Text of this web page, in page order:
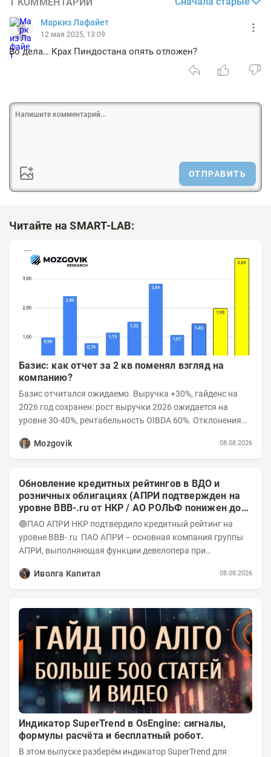
Маркиз Лафайет
12 мая 2025, 13:09
Во дела… Крах Пиндостана опять отложен?
ОТПРАВИТЬ
Читайте на SMART-LAB:
Базис: как отчет за 2 кв поменял взгляд на
компанию?
Базис отчитался ожидаемо. Выручка +30%, гайденс на
2026 год сохранен: рост выручки 2026 ожидается на
уровне 30-40%, рентабельность OIBDA 60%. Отклонения
Mozgovik
08.08.2026
Обновление кредитных рейтингов в ВДО и
розничных облигациях (АПРИ подтвержден на
уровне BBB-.ru от НКР / АО РОЛЬФ понижен до
А-(RU) / Элит Строй присвоен на уровне BBB.ru)
🟢ПАО АПРИ НКР подтвердило кредитный рейтинг на
уровне BBB-.ru ПАО АПРИ – основная компания группы
АПРИ, выполняющая функции девелопера при
Иволга Капитал
08.08.2026
Индикатор SuperTrend в OsEngine: сигналы,
формулы расчёта и бесплатный робот.
В этом выпуске разберём индикатор SuperTrend для